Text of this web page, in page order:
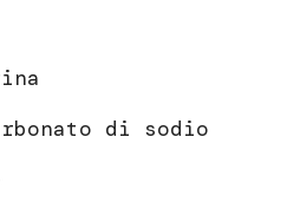
di sodio